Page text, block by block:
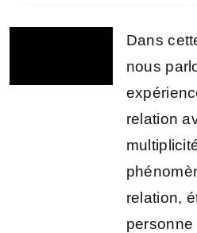
Dans
nous
relation
relation,